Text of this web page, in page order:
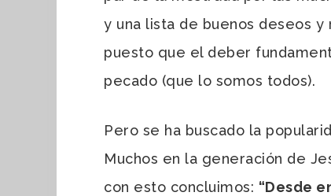
y una lista de buenos deseos
puesto que el deber
pecado (que lo somos todos).
Pero se ha buscado la
Muchos en la generación de
con esto concluimos: “Desde